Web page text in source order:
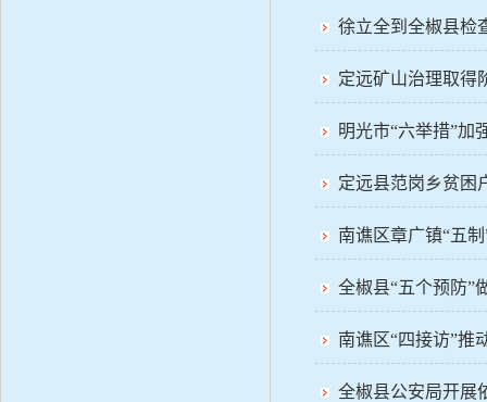
徐立全到全椒县检
定远矿山治理取得
明光市“六举措”加
定远县范岗乡贫困
南谯区章广镇“五
全椒县“五个预防”
南谯区“四接访”推
全椒县公安局开展